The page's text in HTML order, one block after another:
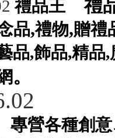
禮品王 禮
品,禮物,贈禮
品,飾品,精品,
。
專營各種創意